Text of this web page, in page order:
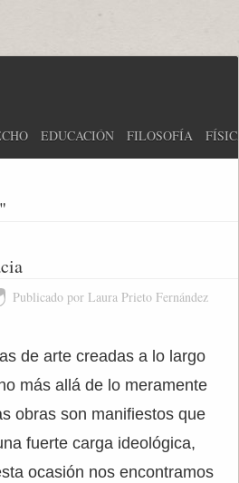
EDUCACIÓN FILOSOFÍA
Publicado por Laura Prieto Fernández
de arte creadas a lo largo
más allá de lo meramente
obras son manifiestos que
fuerte carga ideológica,
ocasión nos encontramos